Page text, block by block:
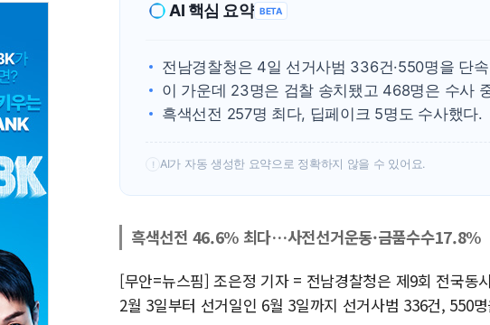
AI 핵심 요약 BETA
전남경찰청은 4일 선거사범 336건·550명을 단
이 가운데 23명은 검찰 송치됐고 468명은 수사
흑색선전 257명 최다, 딥페이크 5명도 수사했다.
! AI가 자동 생성한 요약으로 정확하지 않을 수 있어요.
흑색선전 46.6% 최다…사전선거운동·금품수수17.8%
[무안=뉴스핌] 조은정 기자 = 전남경찰청은 제9회 전국동
2월 3일부터 선거일인 6월 3일까지 선거사범 336건, 550